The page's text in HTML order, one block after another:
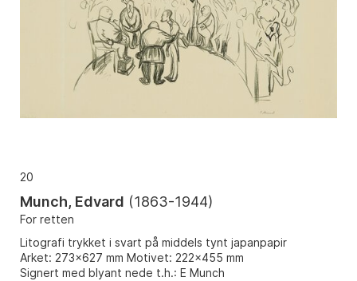
20
Munch, Edvard (1863-1944)
For retten
Litografi trykket i svart på middels tynt japanpapir
Arket: 273x627 mm Motivet: 222x455 mm
Signert med blyant nede t.h.: E Munch